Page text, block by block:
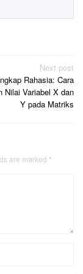
Next post
Rahasia: Cara
Nilai Variabel X dan
Y pada Matriks
are marked *